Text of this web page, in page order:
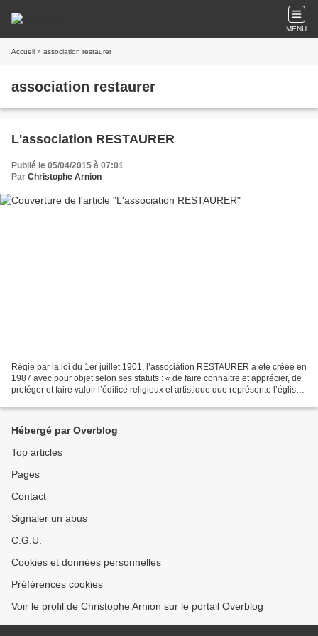
MENU
Accueil » association restaurer
association restaurer
L'association RESTAURER
Publié le 05/04/2015 à 07:01
Par Christophe Arnion
Régie par la loi du 1er juillet 1901, l’association RESTAURER a été créée en
1987 avec pour objet selon ses statuts : « de faire connaitre et apprécier, de
protéger et faire valoir l’édifice religieux et artistique que représente l’église
Hébergé par Overblog
Top articles
Pages
Contact
Signaler un abus
C.G.U.
Cookies et données personnelles
Préférences cookies
Voir le profil de Christophe Arnion sur le portail Overblog